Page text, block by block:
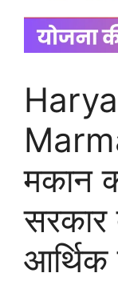
मकान
आर्थिक